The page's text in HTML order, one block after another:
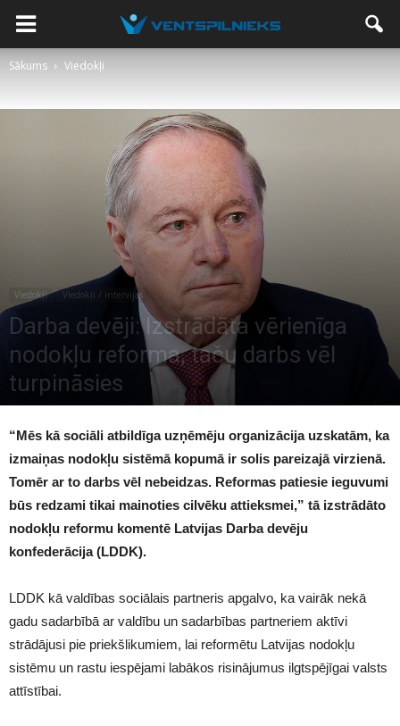
Sākums Viedokļi
Viedokļi Viedokļi / intervijas
Darba devēji: Izstrādāta vērienīga
nodokļu reforma, taču darbs vēl
turpināsies
“Mēs kā sociāli atbildīga uzņēmēju organizācija uzskatām, ka
izmaiņas nodokļu sistēmā kopumā ir solis pareizajā virzienā.
Tomēr ar to darbs vēl nebeidzas. Reformas patiesie ieguvumi
būs redzami tikai mainoties cilvēku attieksmei,” tā izstrādāto
nodokļu reformu komentē Latvijas Darba devēju
konfederācija (LDDK).
LDDK kā valdības sociālais partneris apgalvo, ka vairāk nekā
gadu sadarbībā ar valdību un sadarbības partneriem aktīvi
strādājusi pie priekšlikumiem, lai reformētu Latvijas nodokļu
sistēmu un rastu iespējami labākos risinājumus ilgtspējīgai valsts
attīstībai.